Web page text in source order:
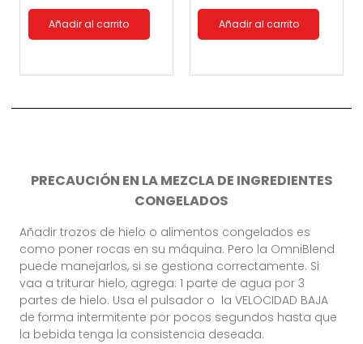
Añadir al carrito Añadir al carrito
PRECAUCIÓN EN LA MEZCLA DE INGREDIENTES
CONGELADOS
Añadir trozos de hielo o alimentos congelados es
como poner rocas en su máquina. Pero la OmniBlend
puede manejarlos, si se gestiona correctamente. Si
vaa a triturar hielo, agrega: 1 parte de agua por 3
partes de hielo. Usa el pulsador o la VELOCIDAD BAJA
de forma intermitente por pocos segundos hasta que
la bebida tenga la consistencia deseada.